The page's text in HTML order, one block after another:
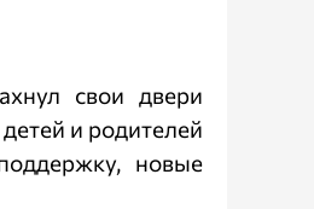
свои двери
и родителей
новые